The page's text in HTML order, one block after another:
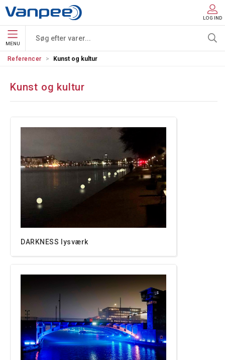
LOG IND
MENU
Referencer Kunst og kultur
Kunst og kultur
DARKNESS lysværk